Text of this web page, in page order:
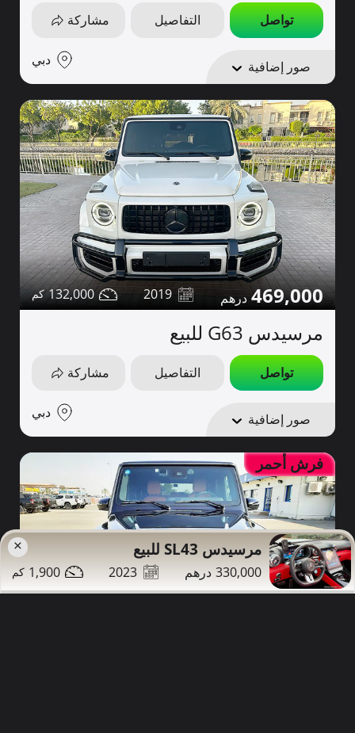
تواصل التفاصيل مشاركة
صور إضافية دبي
469,000
2019
132,000
مرسيدس G63 للبيع
تواصل التفاصيل مشاركة
صور إضافية دبي
فرش أحمر
× مرسيدس SL43 للبيع
330,000
2023
1,900